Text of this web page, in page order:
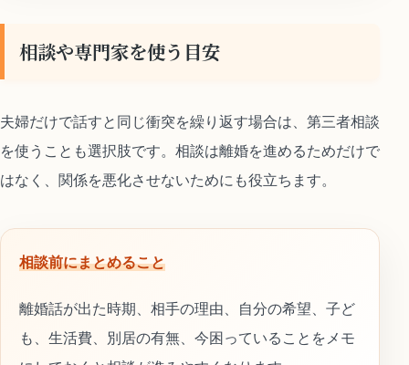
相談や専門家を使う目安
夫婦だけで話すと同じ衝突を繰り返す場合は、第三者相談
を使うことも選択肢です。相談は離婚を進めるためだけで
はなく、関係を悪化させないためにも役立ちます。
相談前にまとめること
離婚話が出た時期、相手の理由、自分の希望、子ど
も、生活費、別居の有無、今困っていることをメモ